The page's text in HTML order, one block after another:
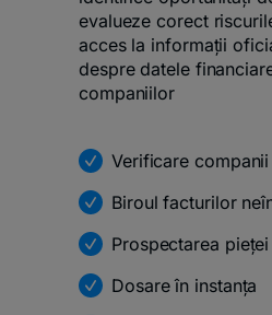
evalueze corect
acces la informații
despre datele
companiilor
Verificare companii
Biroul facturilor
Prospectarea pieței
Dosare în instanța